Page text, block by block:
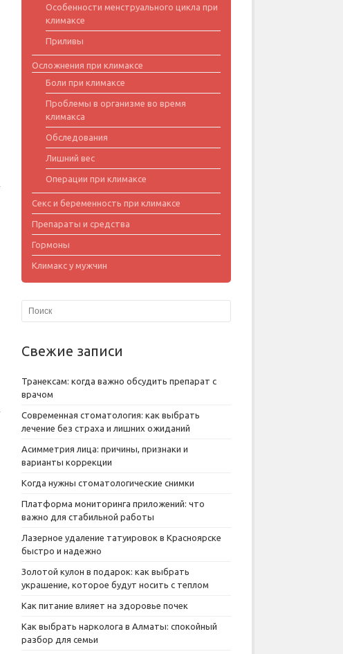
Особенности менструального цикла при
климаксе
Приливы
Осложнения при климаксе
Боли при климаксе
Проблемы в организме во время
климакса
Обследования
Лишний вес
Операции при климаксе
Секс и беременность при климаксе
Препараты и средства
Гормоны
Климакс у мужчин
Свежие записи
Транексам: когда важно обсудить препарат с
врачом
Современная стоматология: как выбрать
лечение без страха и лишних ожиданий
Асимметрия лица: причины, признаки и
варианты коррекции
Когда нужны стоматологические снимки
Платформа мониторинга приложений: что
важно для стабильной работы
Лазерное удаление татуировок в Красноярске
быстро и надежно
Золотой кулон в подарок: как выбрать
украшение, которое будут носить с теплом
Как питание влияет на здоровье почек
Как выбрать нарколога в Алматы: спокойный
разбор для семьи